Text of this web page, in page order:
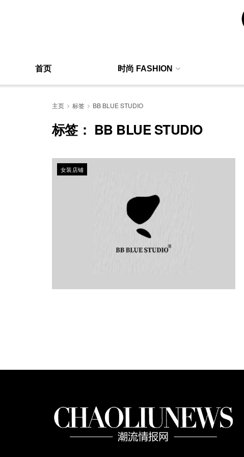
首页 时尚 FASHION
主页 标签 BB BLUE STUDIO
标签： BB BLUE STUDIO
女装店铺